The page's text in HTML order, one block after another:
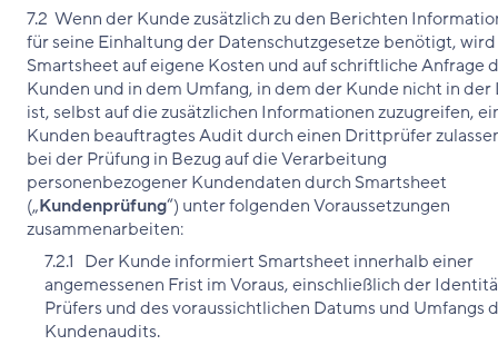
7.2 Wenn der Kunde zusätzlich zu den Berichten
für seine Einhaltung der Datenschutzgesetze benötigt, wird
Smartsheet auf eigene Kosten und auf schriftliche Anfrage
Kunden und in dem Umfang, in dem der Kunde nicht in der
ist, selbst auf die zusätzlichen Informationen zuzugreifen,
Kunden beauftragtes Audit durch einen Drittprüfer
bei der Prüfung in Bezug auf die Verarbeitung
personenbezogener Kundendaten durch Smartsheet
(„Kundenprüfung“) unter folgenden Voraussetzungen
zusammenarbeiten:
7.2.1 Der Kunde informiert Smartsheet innerhalb einer
angemessenen Frist im Voraus, einschließlich der
Prüfers und des voraussichtlichen Datums und Umfangs
Kundenaudits.